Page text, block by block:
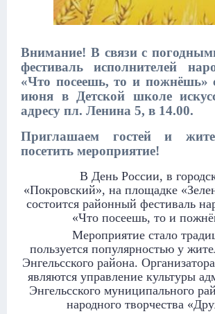
Внимание! В связи с
фестиваль исполнителей
«Что посеешь, то и пожнёшь»
июня в Детской школе
адресу пл. Ленина 5, в 14.00.
Приглашаем гостей и
посетить мероприятие!
В День России, в
«Покровский», на площадке
состоится районный фестиваль
«Что посеешь, то и
Мероприятие стало
пользуется популярностью у
Энгельсского района.
являются управление культуры
Энгельсского муниципального
народного творчества